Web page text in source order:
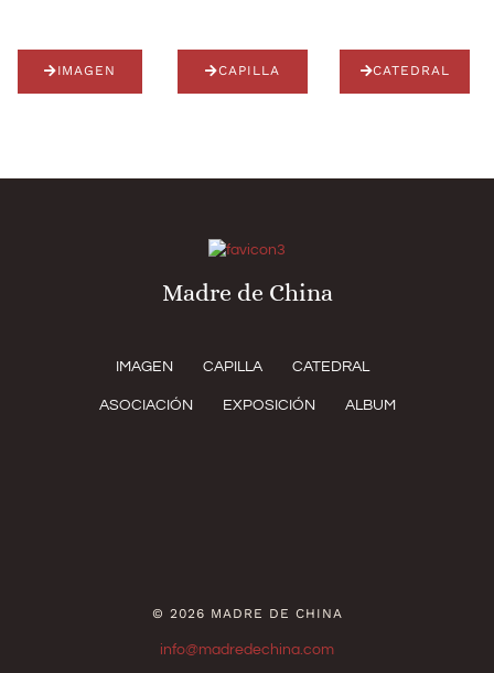
IMAGEN CAPILLA CATEDRAL
Madre de China
IMAGEN CAPILLA CATEDRAL
ASOCIACIÓN EXPOSICIÓN ALBUM
© 2026 MADRE DE CHINA
info@madredechina.com